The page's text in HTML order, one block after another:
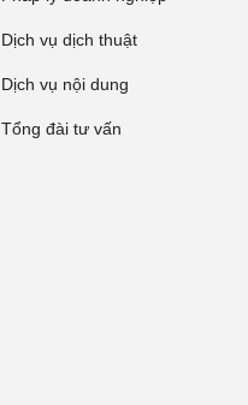
Dịch vụ dịch thuật
Dịch vụ nội dung
Tổng đài tư vấn